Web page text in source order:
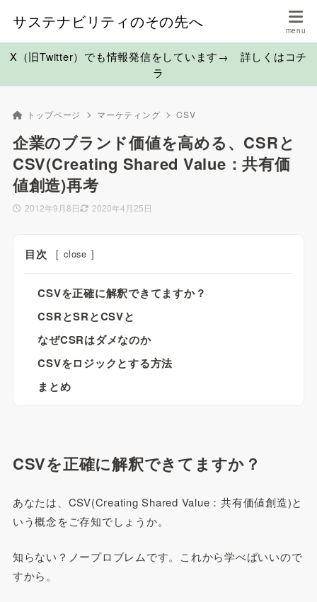
サステナビリティのその先へ
X（旧Twitter）でも情報発信をしています→ 詳しくはコチ
ラ
トップページ マーケティング CSV
企業のブランド価値を高める、CSRと
CSV(Creating Shared Value：共有価
値創造)再考
2012年9月8日 2020年4月25日
目次 [ close ]
CSVを正確に解釈できてますか？
CSRとSRとCSVと
なぜCSRはダメなのか
CSVをロジックとする方法
まとめ
CSVを正確に解釈できてますか？
あなたは、CSV(Creating Shared Value：共有価値創造)と
いう概念をご存知でしょうか。
知らない？ノープロブレムです。これから学べばいいので
すから。